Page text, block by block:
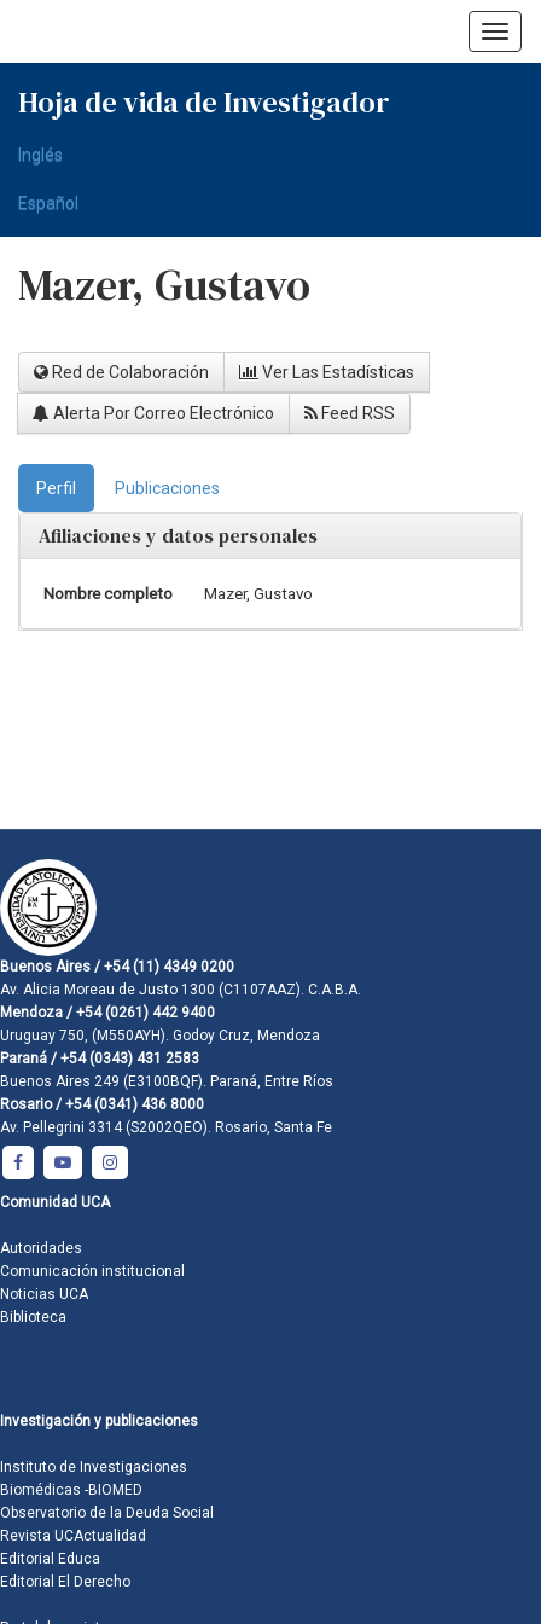
Hoja de vida de Investigador
Inglés
Español
Mazer, Gustavo
Red de Colaboración Ver Las Estadísticas
Alerta Por Correo Electrónico Feed RSS
Perfil Publicaciones
Afiliaciones y datos personales
Nombre completo Mazer, Gustavo
Buenos Aires / +54 (11) 4349 0200
Av. Alicia Moreau de Justo 1300 (C1107AAZ). C.A.B.A.
Mendoza / +54 (0261) 442 9400
Uruguay 750, (M550AYH). Godoy Cruz, Mendoza
Paraná / +54 (0343) 431 2583
Buenos Aires 249 (E3100BQF). Paraná, Entre Ríos
Rosario / +54 (0341) 436 8000
Av. Pellegrini 3314 (S2002QEO). Rosario, Santa Fe
Comunidad UCA
Autoridades
Comunicación institucional
Noticias UCA
Biblioteca
Investigación y publicaciones
Instituto de Investigaciones
Biomédicas -BIOMED
Observatorio de la Deuda Social
Revista UCActualidad
Editorial Educa
Editorial El Derecho